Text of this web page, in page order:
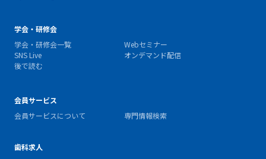
学会・研修会
学会・研修会一覧
Webセミナー
SNS Live
オンデマンド配信
後で読む
会員サービス
会員サービスについて
専門情報検索
歯科求人